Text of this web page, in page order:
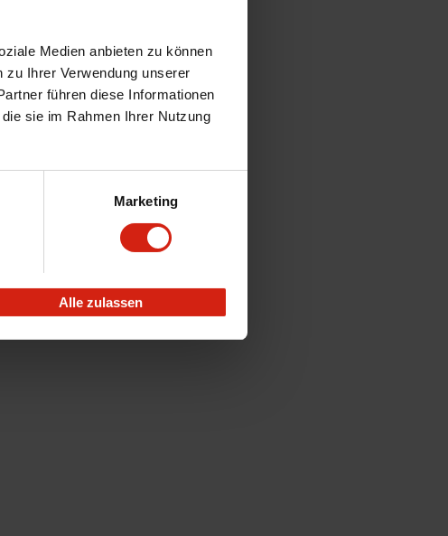
Medien anbieten zu können
zu Ihrer Verwendung unserer
führen diese Informationen
sie im Rahmen Ihrer Nutzung
Marketing
Alle zulassen